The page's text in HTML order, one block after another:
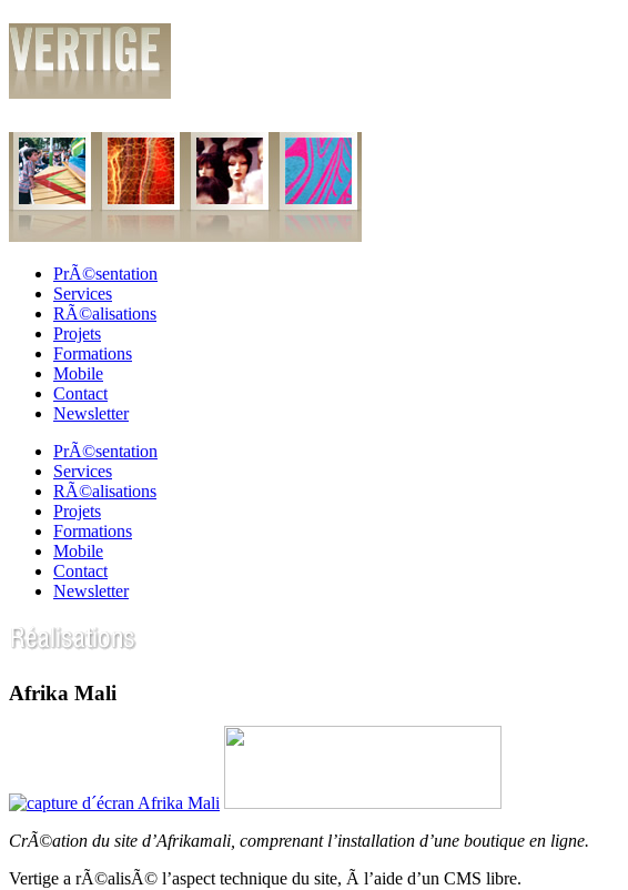
PrÃ©sentation
Services
RÃ©alisations
Projets
Formations
Mobile
Contact
Newsletter
PrÃ©sentation
Services
RÃ©alisations
Projets
Formations
Mobile
Contact
Newsletter
Afrika Mali
CrÃ©ation du site d’Afrikamali, comprenant l’installation d’une boutique en ligne.
Vertige a rÃ©alisÃ© l’aspect technique du site, Ã l’aide d’un CMS libre.